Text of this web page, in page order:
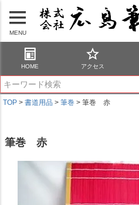
MENU
HOME アクセス
TOP 書道用品 筆巻 筆巻 赤
筆巻 赤